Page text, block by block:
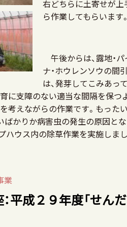
右どちらに土寄せが
ら作業してもらいます。
午後からは、露地・
ナ・ホウレンソウの間
は、発芽してこみあっ
に支障のない適当な間隔を保つ
考えながらの作業です。もった
ばかりか病害虫の発生の原因と
ウス内の除草作業を実施しまし
業
平成２９年度「せん